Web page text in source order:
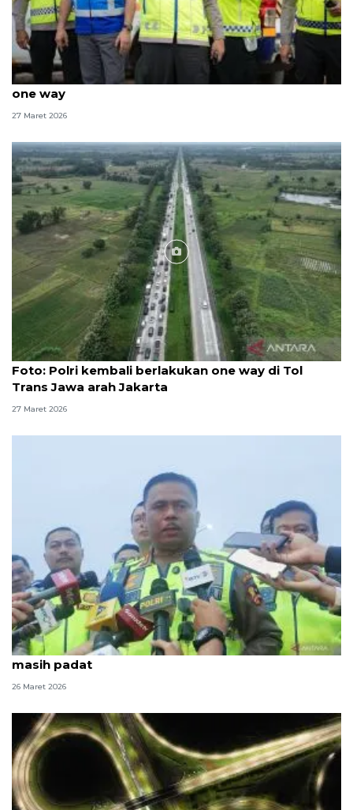
Kakorlantas sebut lalin Tol Cipali sudah lancar usai
one way
27 Maret 2026
Foto
Foto: Polri kembali berlakukan one way di Tol
Trans Jawa arah Jakarta
27 Maret 2026
Tinjau ruas Tol Trans Jawa, Kakorlantas sebut lalin
masih padat
26 Maret 2026